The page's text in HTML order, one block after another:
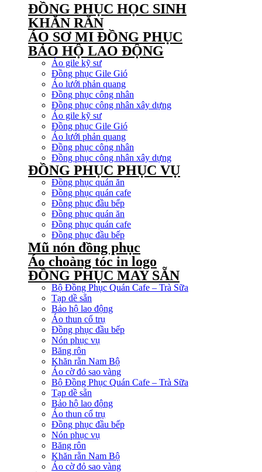
ĐỒNG PHỤC HỌC SINH
KHĂN RẰN
ÁO SƠ MI ĐỒNG PHỤC
BẢO HỘ LAO ĐỘNG
Áo gile kỹ sư
Đồng phục Gile Gió
Áo lưới phản quang
Đồng phục công nhân
Đồng phục công nhân xây dựng
Áo gile kỹ sư
Đồng phục Gile Gió
Áo lưới phản quang
Đồng phục công nhân
Đồng phục công nhân xây dựng
ĐỒNG PHỤC PHỤC VỤ
Đồng phục quán ăn
Đồng phục quán cafe
Đồng phục đầu bếp
Đồng phục quán ăn
Đồng phục quán cafe
Đồng phục đầu bếp
Mũ nón đồng phục
Áo choàng tóc in logo
ĐỒNG PHỤC MAY SẴN
Bộ Đồng Phục Quán Cafe – Trà Sữa
Tạp dề sẵn
Bảo hộ lao động
Áo thun cổ trụ
Đồng phục đầu bếp
Nón phục vụ
Băng rôn
Khăn rằn Nam Bộ
Áo cờ đỏ sao vàng
Bộ Đồng Phục Quán Cafe – Trà Sữa
Tạp dề sẵn
Bảo hộ lao động
Áo thun cổ trụ
Đồng phục đầu bếp
Nón phục vụ
Băng rôn
Khăn rằn Nam Bộ
Áo cờ đỏ sao vàng